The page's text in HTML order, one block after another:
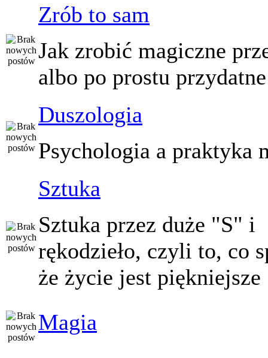
Zrób to sam
Jak zrobić magiczne
albo po prostu
Duszologia
Psychologia a praktyka
Sztuka
Sztuka przez duże "S" i
rękodzieło, czyli to, co
że życie jest piękniejsze
Magia